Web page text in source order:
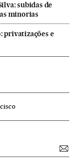
subidas de
minorias
privatizações e